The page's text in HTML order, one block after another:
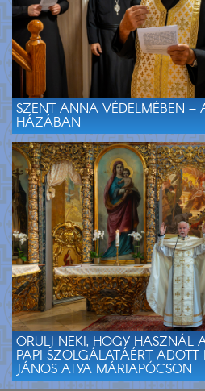
SZENT ANNA VÉDELMÉBEN –
HÁZÁBAN
ÖRÜLJ NEKI, HOGY HASZNÁL
PAPI SZOLGÁLATÁÉRT
JÁNOS ATYA MÁRIAPÓCSON